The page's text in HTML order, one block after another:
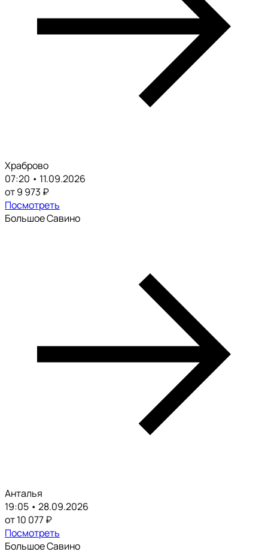
Храброво
07:20 • 11.09.2026
от 9 973 ₽
Посмотреть
Большое Савино
Анталья
19:05 • 28.09.2026
от 10 077 ₽
Посмотреть
Большое Савино